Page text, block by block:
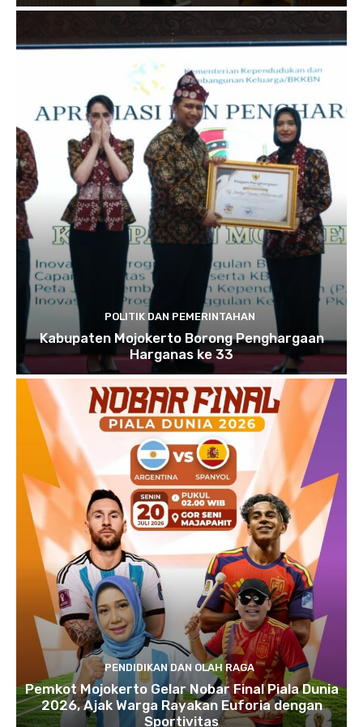
POLITIK DAN PEMERINTAHAN
Kabupaten Mojokerto Borong Penghargaan
Harganas ke 33
PENDIDIKAN DAN OLAH RAGA
Pemkot Mojokerto Gelar Nobar Final Piala Dunia
2026, Ajak Warga Rayakan Euforia dengan
Sportivitas